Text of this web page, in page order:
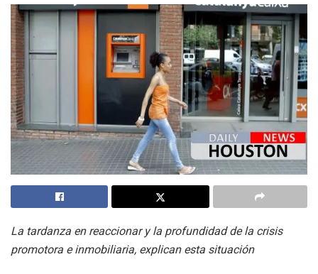
La tardanza en reaccionar y la profundidad de la crisis
promotora e inmobiliaria, explican esta situación